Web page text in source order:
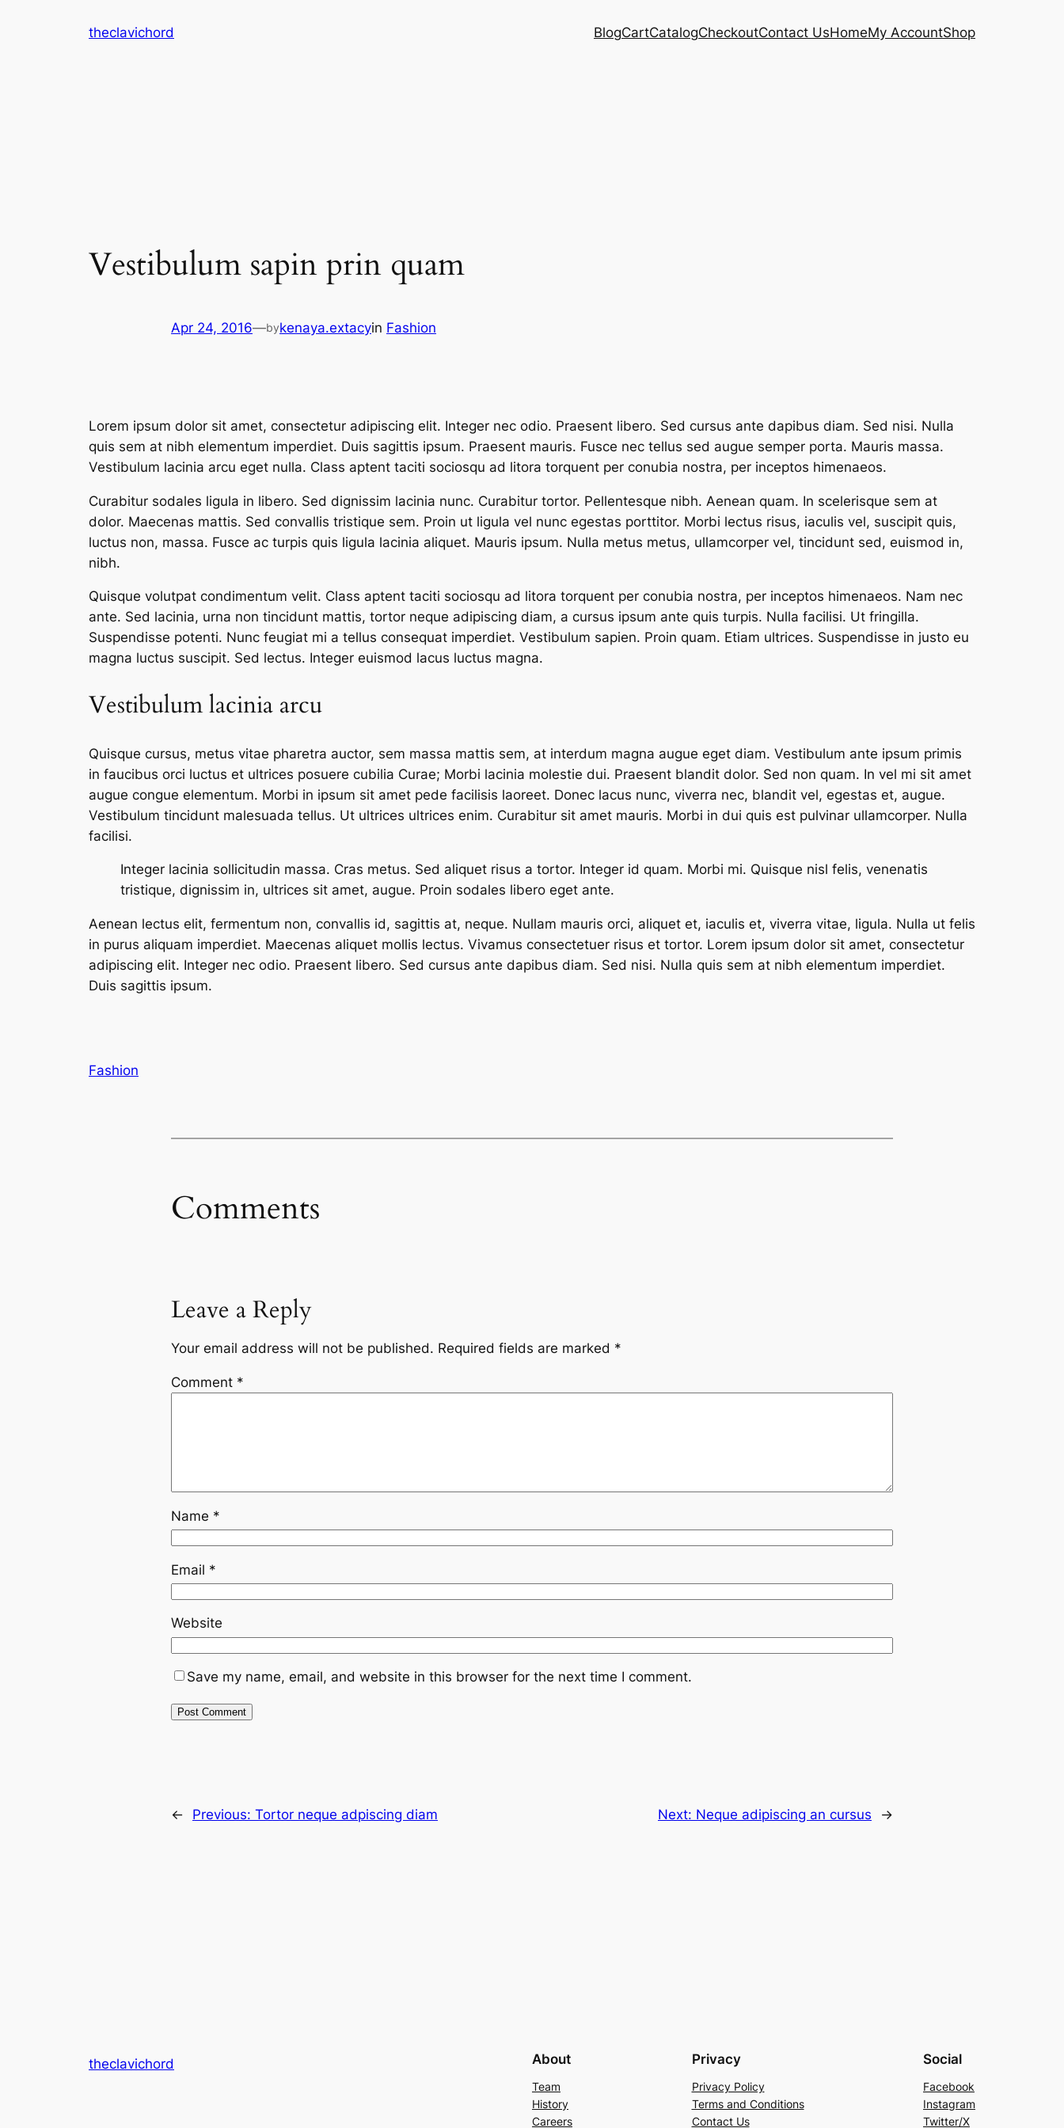
theclavichord BlogCartCatalogCheckoutContact UsHomeMy AccountShop
Vestibulum sapin prin quam
Apr 24, 2016—bykenaya.extacyin Fashion
Lorem ipsum dolor sit amet, consectetur adipiscing elit. Integer nec odio. Praesent libero. Sed cursus ante dapibus diam. Sed nisi. Nulla
quis sem at nibh elementum imperdiet. Duis sagittis ipsum. Praesent mauris. Fusce nec tellus sed augue semper porta. Mauris massa.
Vestibulum lacinia arcu eget nulla. Class aptent taciti sociosqu ad litora torquent per conubia nostra, per inceptos himenaeos.
Curabitur sodales ligula in libero. Sed dignissim lacinia nunc. Curabitur tortor. Pellentesque nibh. Aenean quam. In scelerisque sem at
dolor. Maecenas mattis. Sed convallis tristique sem. Proin ut ligula vel nunc egestas porttitor. Morbi lectus risus, iaculis vel, suscipit quis,
luctus non, massa. Fusce ac turpis quis ligula lacinia aliquet. Mauris ipsum. Nulla metus metus, ullamcorper vel, tincidunt sed, euismod in,
nibh.
Quisque volutpat condimentum velit. Class aptent taciti sociosqu ad litora torquent per conubia nostra, per inceptos himenaeos. Nam nec
ante. Sed lacinia, urna non tincidunt mattis, tortor neque adipiscing diam, a cursus ipsum ante quis turpis. Nulla facilisi. Ut fringilla.
Suspendisse potenti. Nunc feugiat mi a tellus consequat imperdiet. Vestibulum sapien. Proin quam. Etiam ultrices. Suspendisse in justo eu
magna luctus suscipit. Sed lectus. Integer euismod lacus luctus magna.
Vestibulum lacinia arcu
Quisque cursus, metus vitae pharetra auctor, sem massa mattis sem, at interdum magna augue eget diam. Vestibulum ante ipsum primis
in faucibus orci luctus et ultrices posuere cubilia Curae; Morbi lacinia molestie dui. Praesent blandit dolor. Sed non quam. In vel mi sit amet
augue congue elementum. Morbi in ipsum sit amet pede facilisis laoreet. Donec lacus nunc, viverra nec, blandit vel, egestas et, augue.
Vestibulum tincidunt malesuada tellus. Ut ultrices ultrices enim. Curabitur sit amet mauris. Morbi in dui quis est pulvinar ullamcorper. Nulla
facilisi.
Integer lacinia sollicitudin massa. Cras metus. Sed aliquet risus a tortor. Integer id quam. Morbi mi. Quisque nisl felis, venenatis
tristique, dignissim in, ultrices sit amet, augue. Proin sodales libero eget ante.
Aenean lectus elit, fermentum non, convallis id, sagittis at, neque. Nullam mauris orci, aliquet et, iaculis et, viverra vitae, ligula. Nulla ut felis
in purus aliquam imperdiet. Maecenas aliquet mollis lectus. Vivamus consectetuer risus et tortor. Lorem ipsum dolor sit amet, consectetur
adipiscing elit. Integer nec odio. Praesent libero. Sed cursus ante dapibus diam. Sed nisi. Nulla quis sem at nibh elementum imperdiet.
Duis sagittis ipsum.
Fashion
Comments
Leave a Reply
Your email address will not be published. Required fields are marked *
Comment *
Name *
Email *
Website
Save my name, email, and website in this browser for the next time I comment.
← Previous: Tortor neque adpiscing diam Next: Neque adipiscing an cursus →
theclavichord About
Team
History
Careers
Privacy
Privacy Policy
Terms and Conditions
Contact Us
Social
Facebook
Instagram
Twitter/X